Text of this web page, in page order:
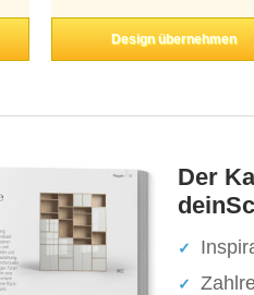
Design übernehmen
Der